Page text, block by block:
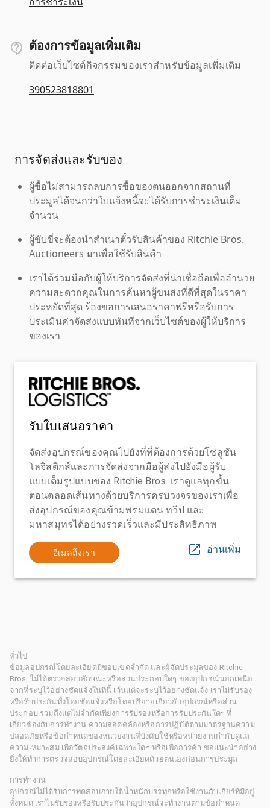
ต้องการข้อมูลเพิ่มเติม
ติดต่อเว็บไซต์กิจกรรมของเราสำหรับข้อมูลเพิ่มเติม
390523818801
การจัดส่งและรับของ
ผู้ซื้อไม่สามารถลบการซื้อของตนออกจากสถานที่
ประมูลได้จนกว่าใบแจ้งหนี้จะได้รับการชำระเงินเต็ม
จำนวน
ผู้ขับขี่จะต้องนำสำเนาตั๋วรับสินค้าของ Ritchie Bros.
Auctioneers มาเพื่อใช้รับสินค้า
เราได้ร่วมมือกับผู้ให้บริการจัดส่งที่น่าเชื่อถือเพื่ออำนวย
ความสะดวกคุณในการค้นหาผู้ขนส่งที่ดีที่สุดในราคา
ประหยัดที่สุด ร้องขอการเสนอราคาฟรีหรือรับการ
ประเมินค่าจัดส่งแบบทันทีจากเว็บไซต์ของผู้ให้บริการ
ของเรา
รับใบเสนอราคา
จัดส่งอุปกรณ์ของคุณไปยังที่ที่ต้องการด้วยโซลูชัน
โลจิสติกส์และการจัดส่งจากมือผู้ส่งไปยังมือผู้รับ
แบบเต็มรูปแบบของ Ritchie Bros. เราดูแลทุกขั้น
ตอนตลอดเส้นทางด้วยบริการครบวงจรของเราเพื่อ
ส่งอุปกรณ์ของคุณข้ามพรมแดน ทวีป และ
มหาสมุทรได้อย่างรวดเร็วและมีประสิทธิภาพ
อีเมลถึงเรา อ่านเพิ่ม
ทั่วไป
ข้อมูลอุปกรณ์โดยละเอียดมีขอบเขตจำกัด และผู้จัดประมูลของ Ritchie
Bros. ไม่ได้ตรวจสอบลักษณะหรือส่วนประกอบใดๆ ของอุปกรณ์นอกเหนือ
จากที่ระบุไว้อย่างชัดแจ้งในที่นี้ เว้นแต่จะระบุไว้อย่างชัดแจ้ง เราไม่รับรอง
หรือรับประกันทั้งโดยชัดแจ้งหรือโดยปริยายเกี่ยวกับอุปกรณ์หรือส่วน
ประกอบ รวมถึงแต่ไม่จำกัดเพียงการรับรองหรือการรับประกันใดๆ ที่
เกี่ยวข้องกับการทำงาน ความสอดคล้องหรือการปฏิบัติตามมาตรฐานความ
ปลอดภัยหรือข้อกำหนดของหน่วยงานที่บังคับใช้หรือหน่วยงานกำกับดูแล
ความเหมาะสม เพื่อวัตถุประสงค์เฉพาะใดๆ หรือเพื่อการค้า ขอแนะนำอย่าง
ยิ่งให้ทำการตรวจสอบอุปกรณ์โดยละเอียดด้วยตนเองก่อนการประมูล
การทำงาน
อุปกรณ์ไม่ได้รับการทดสอบภายใต้น้ำหนักบรรทุกหรือใช้งานกับเกียร์ที่มีอยู่
ทั้งหมด เราไม่รับรองหรือรับประกันว่าอุปกรณ์จะทำงานตามข้อกำหนด